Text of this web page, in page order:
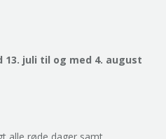
juli til og med 4. august